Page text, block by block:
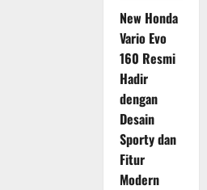
New Honda
Vario Evo
160 Resmi
Hadir
dengan
Desain
Sporty dan
Fitur
Modern